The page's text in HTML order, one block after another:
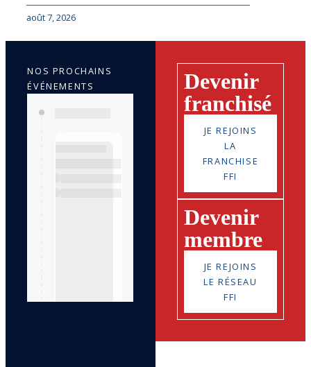
août 7, 2026
Devenir
franchisé
JE REJOINS
LA
FRANCHISE
FFI
Devenir
membre
JE REJOINS
LE RÉSEAU
FFI
NOS PROCHAINS
ÉVÉNEMENTS